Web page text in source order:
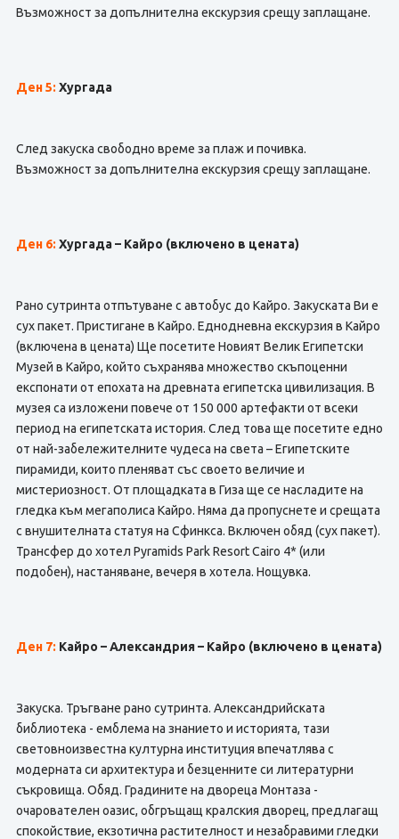
Възможност за допълнителна екскурзия срещу заплащане.
Ден 5: Хургада
След закуска свободно време за плаж и почивка.
Възможност за допълнителна екскурзия срещу заплащане.
Ден 6: Хургада – Кайро (включено в цената)
Рано сутринта отпътуване с автобус до Кайро. Закуската Ви е
сух пакет. Пристигане в Кайро. Еднодневна екскурзия в Кайро
(включена в цената) Ще посетите Новият Велик Египетски
Музей в Кайро, който съхранява множество скъпоценни
експонати от епохата на древната египетска цивилизация. В
музея са изложени повече от 150 000 артефакти от всеки
период на египетската история. След това ще посетите едно
от най-забележителните чудеса на света – Египетските
пирамиди, които пленяват със своето величие и
мистериозност. От площадката в Гиза ще се насладите на
гледка към мегаполиса Кайро. Няма да пропуснете и срещата
с внушителната статуя на Сфинкса. Включен обяд (сух пакет).
Трансфер до хотел Pyramids Park Resort Cairo 4* (или
подобен), настаняване, вечеря в хотела. Нощувка.
Ден 7: Кайро – Александрия – Кайро (включено в цената)
Закуска. Тръгване рано сутринта. Александрийската
библиотека - емблема на знанието и историята, тази
световноизвестна културна институция впечатлява с
модерната си архитектура и безценните си литературни
съкровища. Обяд. Градините на двореца Монтаза -
очарователен оазис, обгръщащ кралския дворец, предлагащ
спокойствие, екзотична растителност и незабравими гледки